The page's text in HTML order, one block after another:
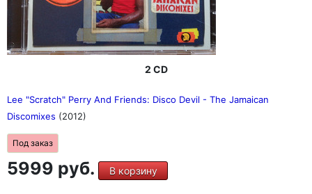
2 CD
Lee "Scratch" Perry And Friends: Disco Devil - The Jamaican
Discomixes (2012)
Под заказ
5999 руб. В корзину